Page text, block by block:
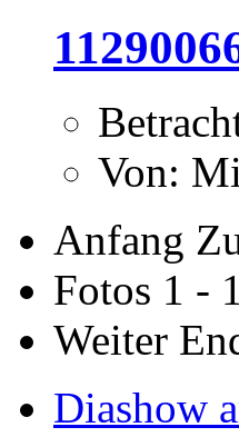
Von:
Anfang
Fotos 1 -
Weiter
Diashow